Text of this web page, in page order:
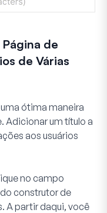
de
de Várias
ótima maneira
Adicionar um título a
aos usuários
no campo
construtor de
A partir daqui, você